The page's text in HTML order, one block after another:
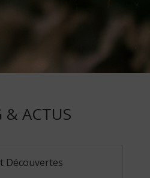
& ACTUS
Découvertes